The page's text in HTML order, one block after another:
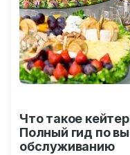
Что такое
Полный гид по
обслуживанию